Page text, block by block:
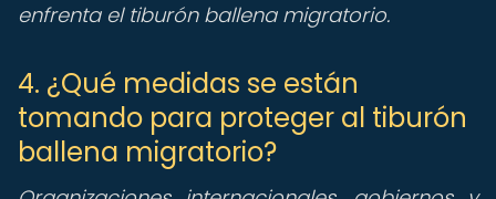
enfrenta el tiburón ballena migratorio.
4. ¿Qué medidas se están
tomando para proteger al tiburón
ballena migratorio?